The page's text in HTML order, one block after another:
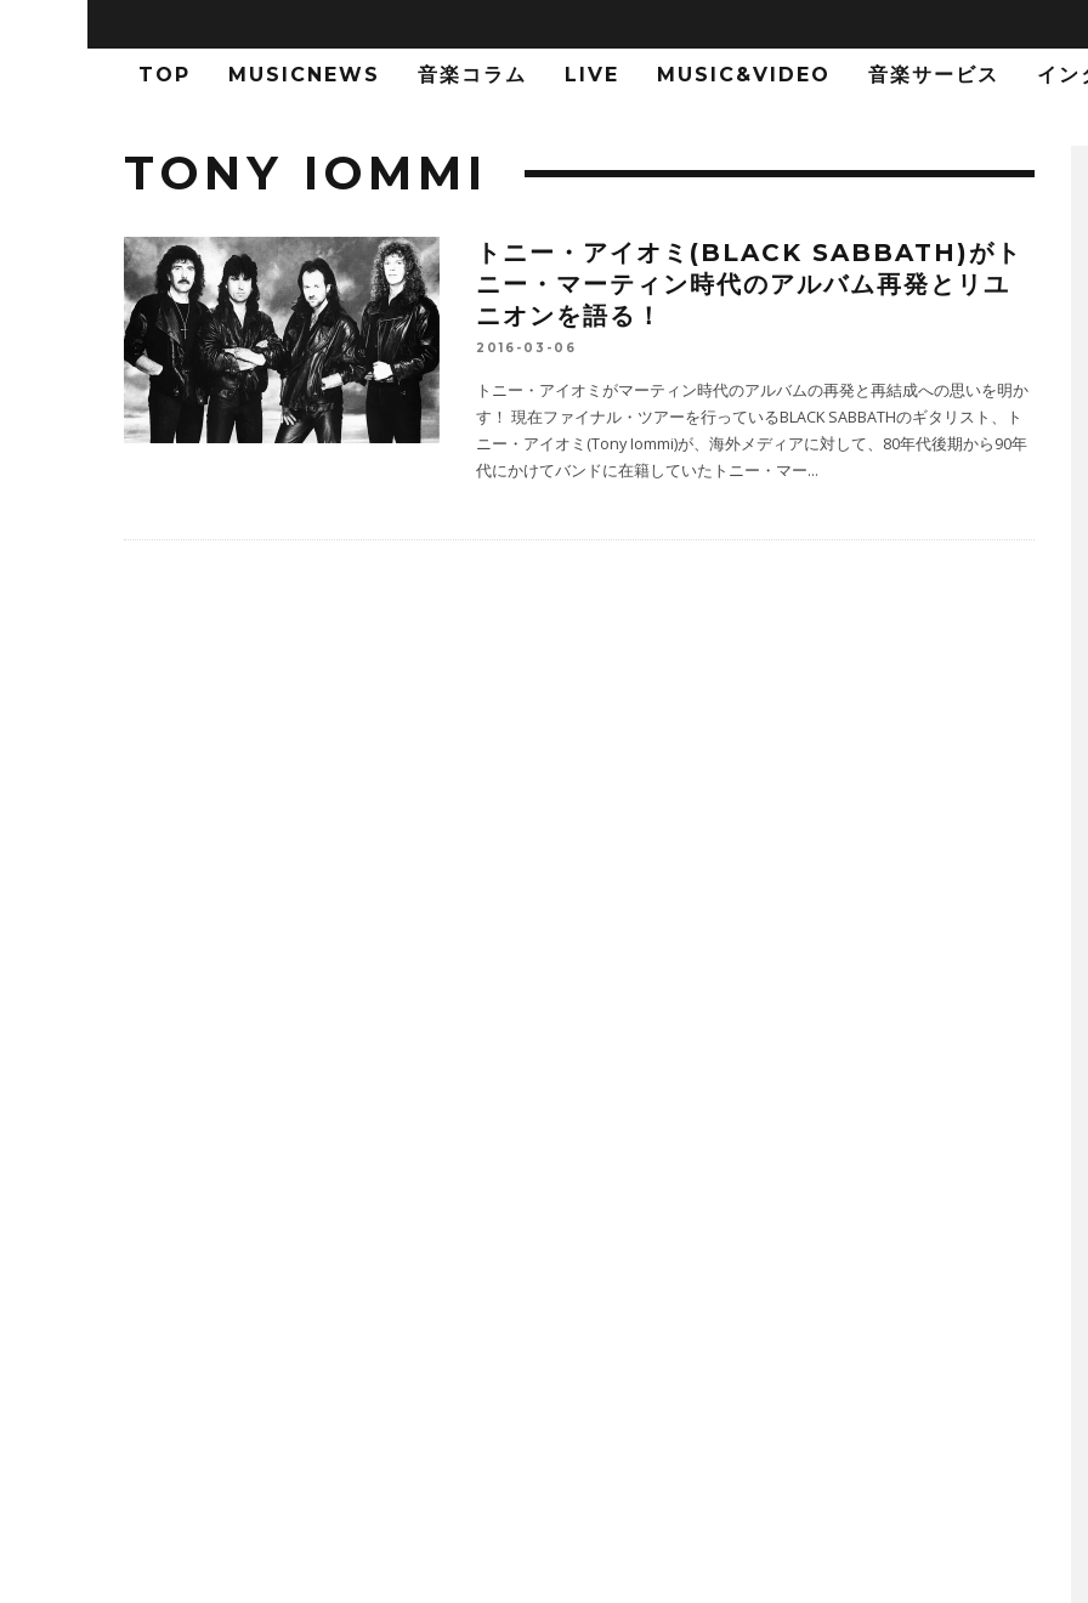
TOP MUSICNEWS 音楽コラム LIVE MUSIC&VIDEO 音楽サービス イン
TONY IOMMI
トニー・アイオミ(BLACK SABBATH)がト
ニー・マーティン時代のアルバム再発とリユ
ニオンを語る！
2016-03-06
トニー・アイオミがマーティン時代のアルバムの再発と再結成への思いを明か
す！ 現在ファイナル・ツアーを行っているBLACK SABBATHのギタリスト、ト
ニー・アイオミ(Tony Iommi)が、海外メディアに対して、80年代後期から90年
代にかけてバンドに在籍していたトニー・マー...